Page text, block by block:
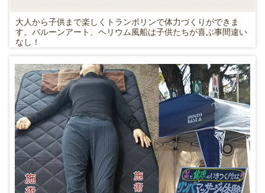
大人から子供まで楽しくトランポリンで体力づくりができま
す。バルーンアート、ヘリウム風船は子供たちが喜ぶ事間違い
なし！